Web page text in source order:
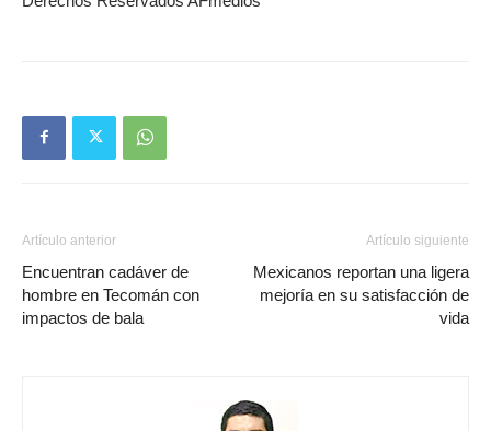
Artículo anterior
Encuentran cadáver de
hombre en Tecomán con
impactos de bala
Artículo siguiente
Mexicanos reportan una ligera
mejoría en su satisfacción de
vida